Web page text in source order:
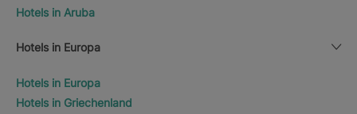
Hotels in Aruba
Hotels in Europa
Hotels in Europa
Hotels in Griechenland